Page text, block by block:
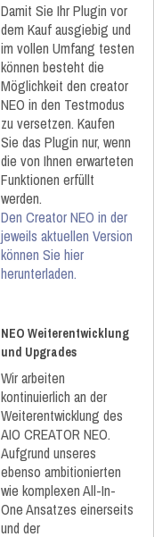
Damit Sie Ihr Plugin vor
dem Kauf ausgiebig und
im vollen Umfang testen
können besteht die
Möglichkeit den creator
NEO in den Testmodus
zu versetzen. Kaufen
Sie das Plugin nur, wenn
die von Ihnen erwarteten
Funktionen erfüllt
werden.
Den Creator NEO in der
jeweils aktuellen Version
können Sie hier
herunterladen.
NEO Weiterentwicklung
und Upgrades
Wir arbeiten
kontinuierlich an der
Weiterentwicklung des
AIO CREATOR NEO.
Aufgrund unseres
ebenso ambitionierten
wie komplexen All-In-
One Ansatzes einerseits
und der